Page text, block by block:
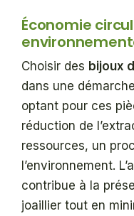
Économie
Choisir des bijoux
dans une
optant pour ces
réduction de
ressources, un
l’environnement.
contribue à la
joaillier tout en